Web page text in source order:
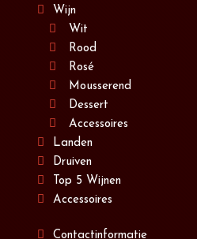
Wijn
Wit
Rood
Rosé
Mousserend
Dessert
Accessoires
Landen
Druiven
Top 5 Wijnen
Accessoires
Contactinformatie